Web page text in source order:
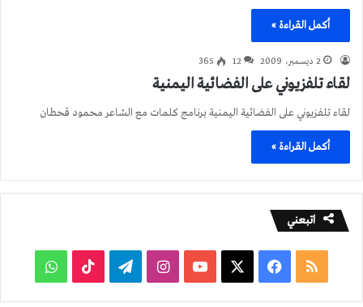
أكمل القراءة »
2 ديسمبر، 2009 12
365
لقاء تلفزيوني على الفضائية اليمنية
لقاء تلفزيوني على الفضائية اليمنية برنامج كلمات مع الشاعر محمود قحطان
أكمل القراءة »
اتبعني
ملخص
الموقع
فيسبوك ‫YouTubeانستقرامتيلقرام ‫TikTokواتساب